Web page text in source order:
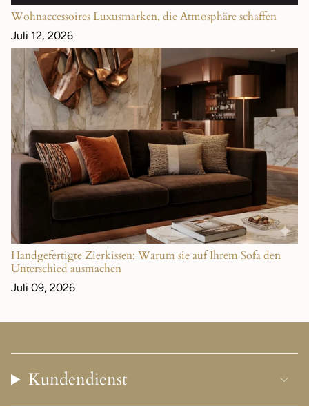
Wohnaccessoires Luxusmarken, die Atmosphäre schaffen
Juli 12, 2026
Handgefertigte Zierkissen: Warum sie auf Ihrem Sofa den
Unterschied ausmachen
Juli 09, 2026
Kundendienst